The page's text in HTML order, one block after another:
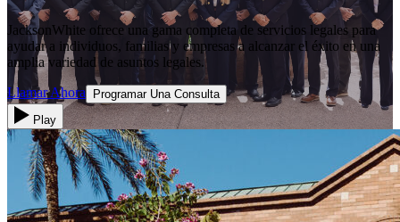
JacksonWhite ofrece una gama completa de servicios legales para
ayudar a individuos, familias y empresas a alcanzar el éxito en una
amplia variedad de asuntos legales.
Llamar Ahora
Programar Una Consulta
Play